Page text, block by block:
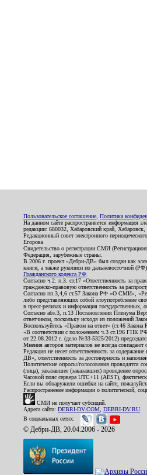
Пользовательское соглашение Политика
На данном сайте распространяется
редакции: 680032, Хабаровский край,
Редакционный совет электронного
Егорова
Свидетельство о регистрации СМИ
Федерация, зарубежные страны.
В 2006 г. проект «Дебри-ДВ» был создан как
книги, а также рукописи по дальневосточной
Гражданского кодекса РФ
Согласно ч.2. п.3. ст.17 «Ответственность за
гражданско-правовую ответственность за
Согласно пп.3,4,6 ст.57 Закона РФ «О СМИ»,
либо представляющих собой злоупотребление
в пресс-релизах и информация государственных,
Согласно абз.3, п.13 Постановления Пленума
ответчиком, поскольку исходя из положений
Воспользуйтесь «Правом на ответ» (ст.46
«В соответствии с положением ч.3 ст.196 ГПК
от 22.08.2012 г. (дело №33-5325/2012)
Мнения авторов материалов не всегда совпадают
Редакция не несет ответственность за
ДВ», ответственность за достоверность и
Политические опросы/голосования проводятся
(лица), заказавшее (заказавших) проведение
Часовой пояс сервера UTC+11 (AEST),
Если вы обнаружили ошибки на сайте,
Распространение информации о политической,
СМИ не получает субсидий.
Адреса сайта: DEBRI-DV.COM DEBRI-DV.RU
В социальных сетях:
© Дебри-ДВ, 20.04.2006 - 2026